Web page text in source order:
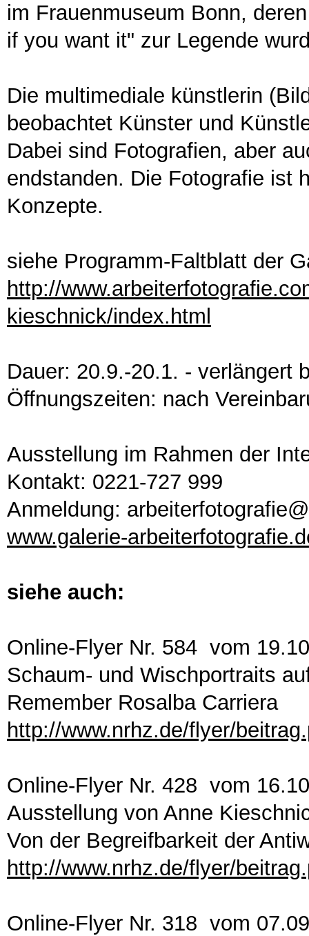
im Frauenmuseum Bonn,
if you want it" zur Legende
Die multimediale künstlerin
beobachtet Künster und
Dabei sind Fotografien, aber
endstanden. Die Fotografie ist
Konzepte.
siehe Programm-Faltblatt der
http://
kieschnick/index.html
Dauer: 20.9.-20.1. - verlängert
Öffnungszeiten: nach
Ausstellung im Rahmen der
Kontakt: 0221-727 999
Anmeldung:
www.galerie-
siehe auch:
Online-Flyer Nr. 584 vom
Schaum- und Wischportraits
Remember Rosalba Carriera
http://www.nrhz.de/flyer/
Online-Flyer Nr. 428 vom
Ausstellung von Anne
Von der Begreifbarkeit der
http://www.nrhz.de/flyer/
Online-Flyer Nr. 318 vom